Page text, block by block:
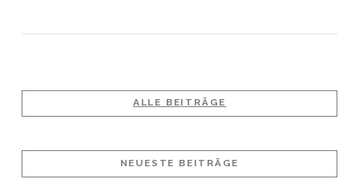
ALLE BEITRÄGE
NEUESTE BEITRÄGE